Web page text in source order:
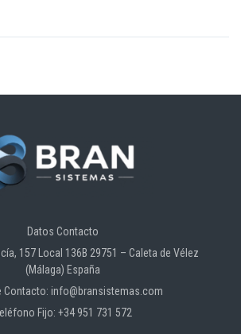
Datos Contacto
157 Local 136B 29751 – Caleta de Vélez
(Málaga) España
Contacto: info@bransistemas.com
Fijo: +34 951 731 572